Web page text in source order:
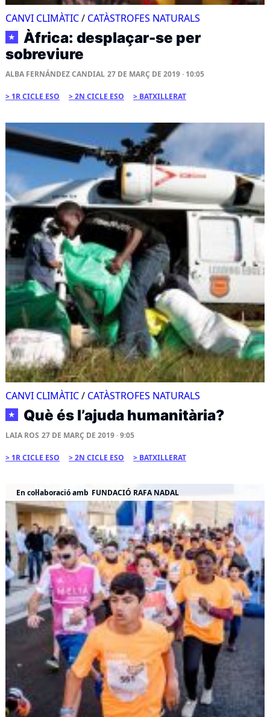
CANVI CLIMÀTIC/ CATÀSTROFES NATURALS
★
Àfrica: desplaçar-se per
sobreviure
ALBA FERNÁNDEZ CANDIAL 27 DE MARÇ DE 2019 · 10:05
1R CICLE ESO 2N CICLE ESO BATXILLERAT
CANVI CLIMÀTIC/ CATÀSTROFES NATURALS
★ Què és l’ajuda humanitària?
LAIA ROS 27 DE MARÇ DE 2019 · 9:05
1R CICLE ESO 2N CICLE ESO BATXILLERAT
En col·laboració amb FUNDACIÓ RAFA NADAL